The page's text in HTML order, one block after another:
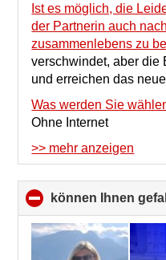
Ist es möglich, die
der Partnerin auch
zusammenlebens zu
verschwindet, aber die
und erreichen das
Was werden Sie
Ohne Internet
>> mehr anzeigen
können Ihnen